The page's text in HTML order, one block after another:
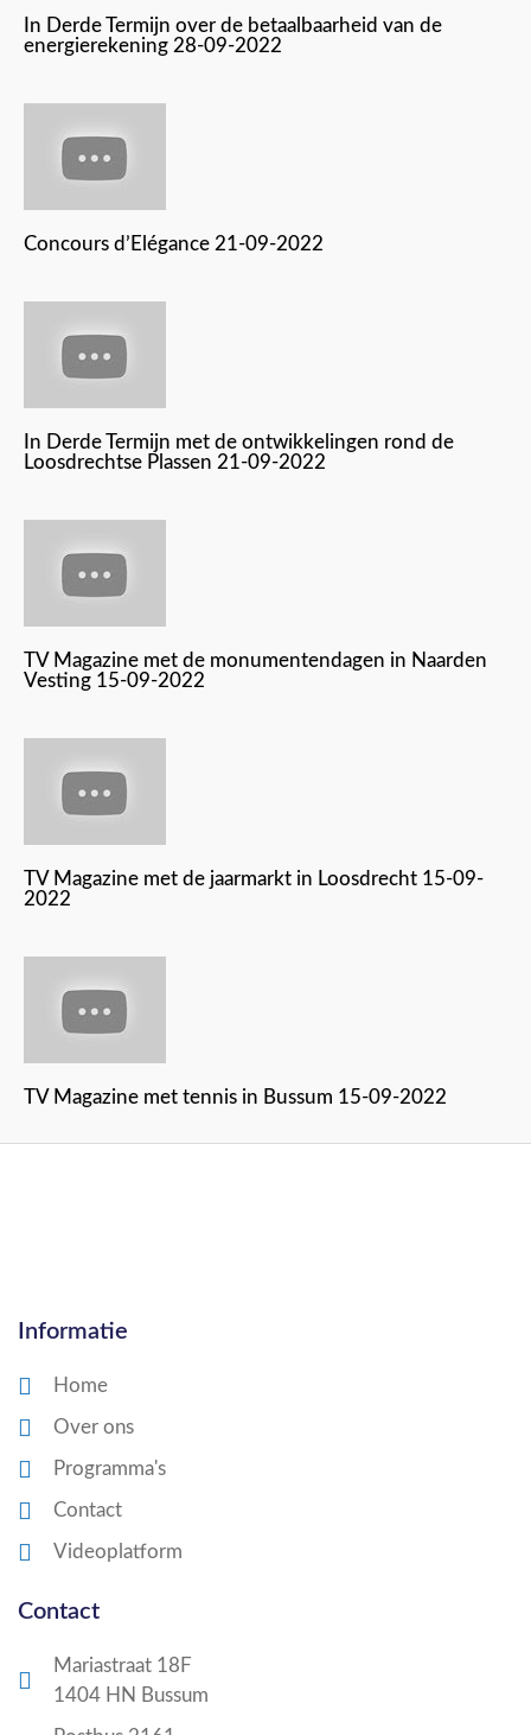
In Derde Termijn over de betaalbaarheid van de
energierekening 28-09-2022
Concours d’Elégance 21-09-2022
In Derde Termijn met de ontwikkelingen rond de
Loosdrechtse Plassen 21-09-2022
TV Magazine met de monumentendagen in Naarden
Vesting 15-09-2022
TV Magazine met de jaarmarkt in Loosdrecht 15-09-
2022
TV Magazine met tennis in Bussum 15-09-2022
Informatie
Home
Over ons
Programma's
Contact
Videoplatform
Contact
Mariastraat 18F
1404 HN Bussum